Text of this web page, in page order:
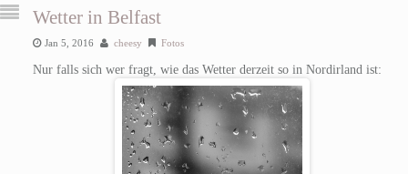
Wetter in Belfast
Jan 5, 2016 cheesy Fotos
Nur falls sich wer fragt, wie das Wetter derzeit so in Nordirland ist: